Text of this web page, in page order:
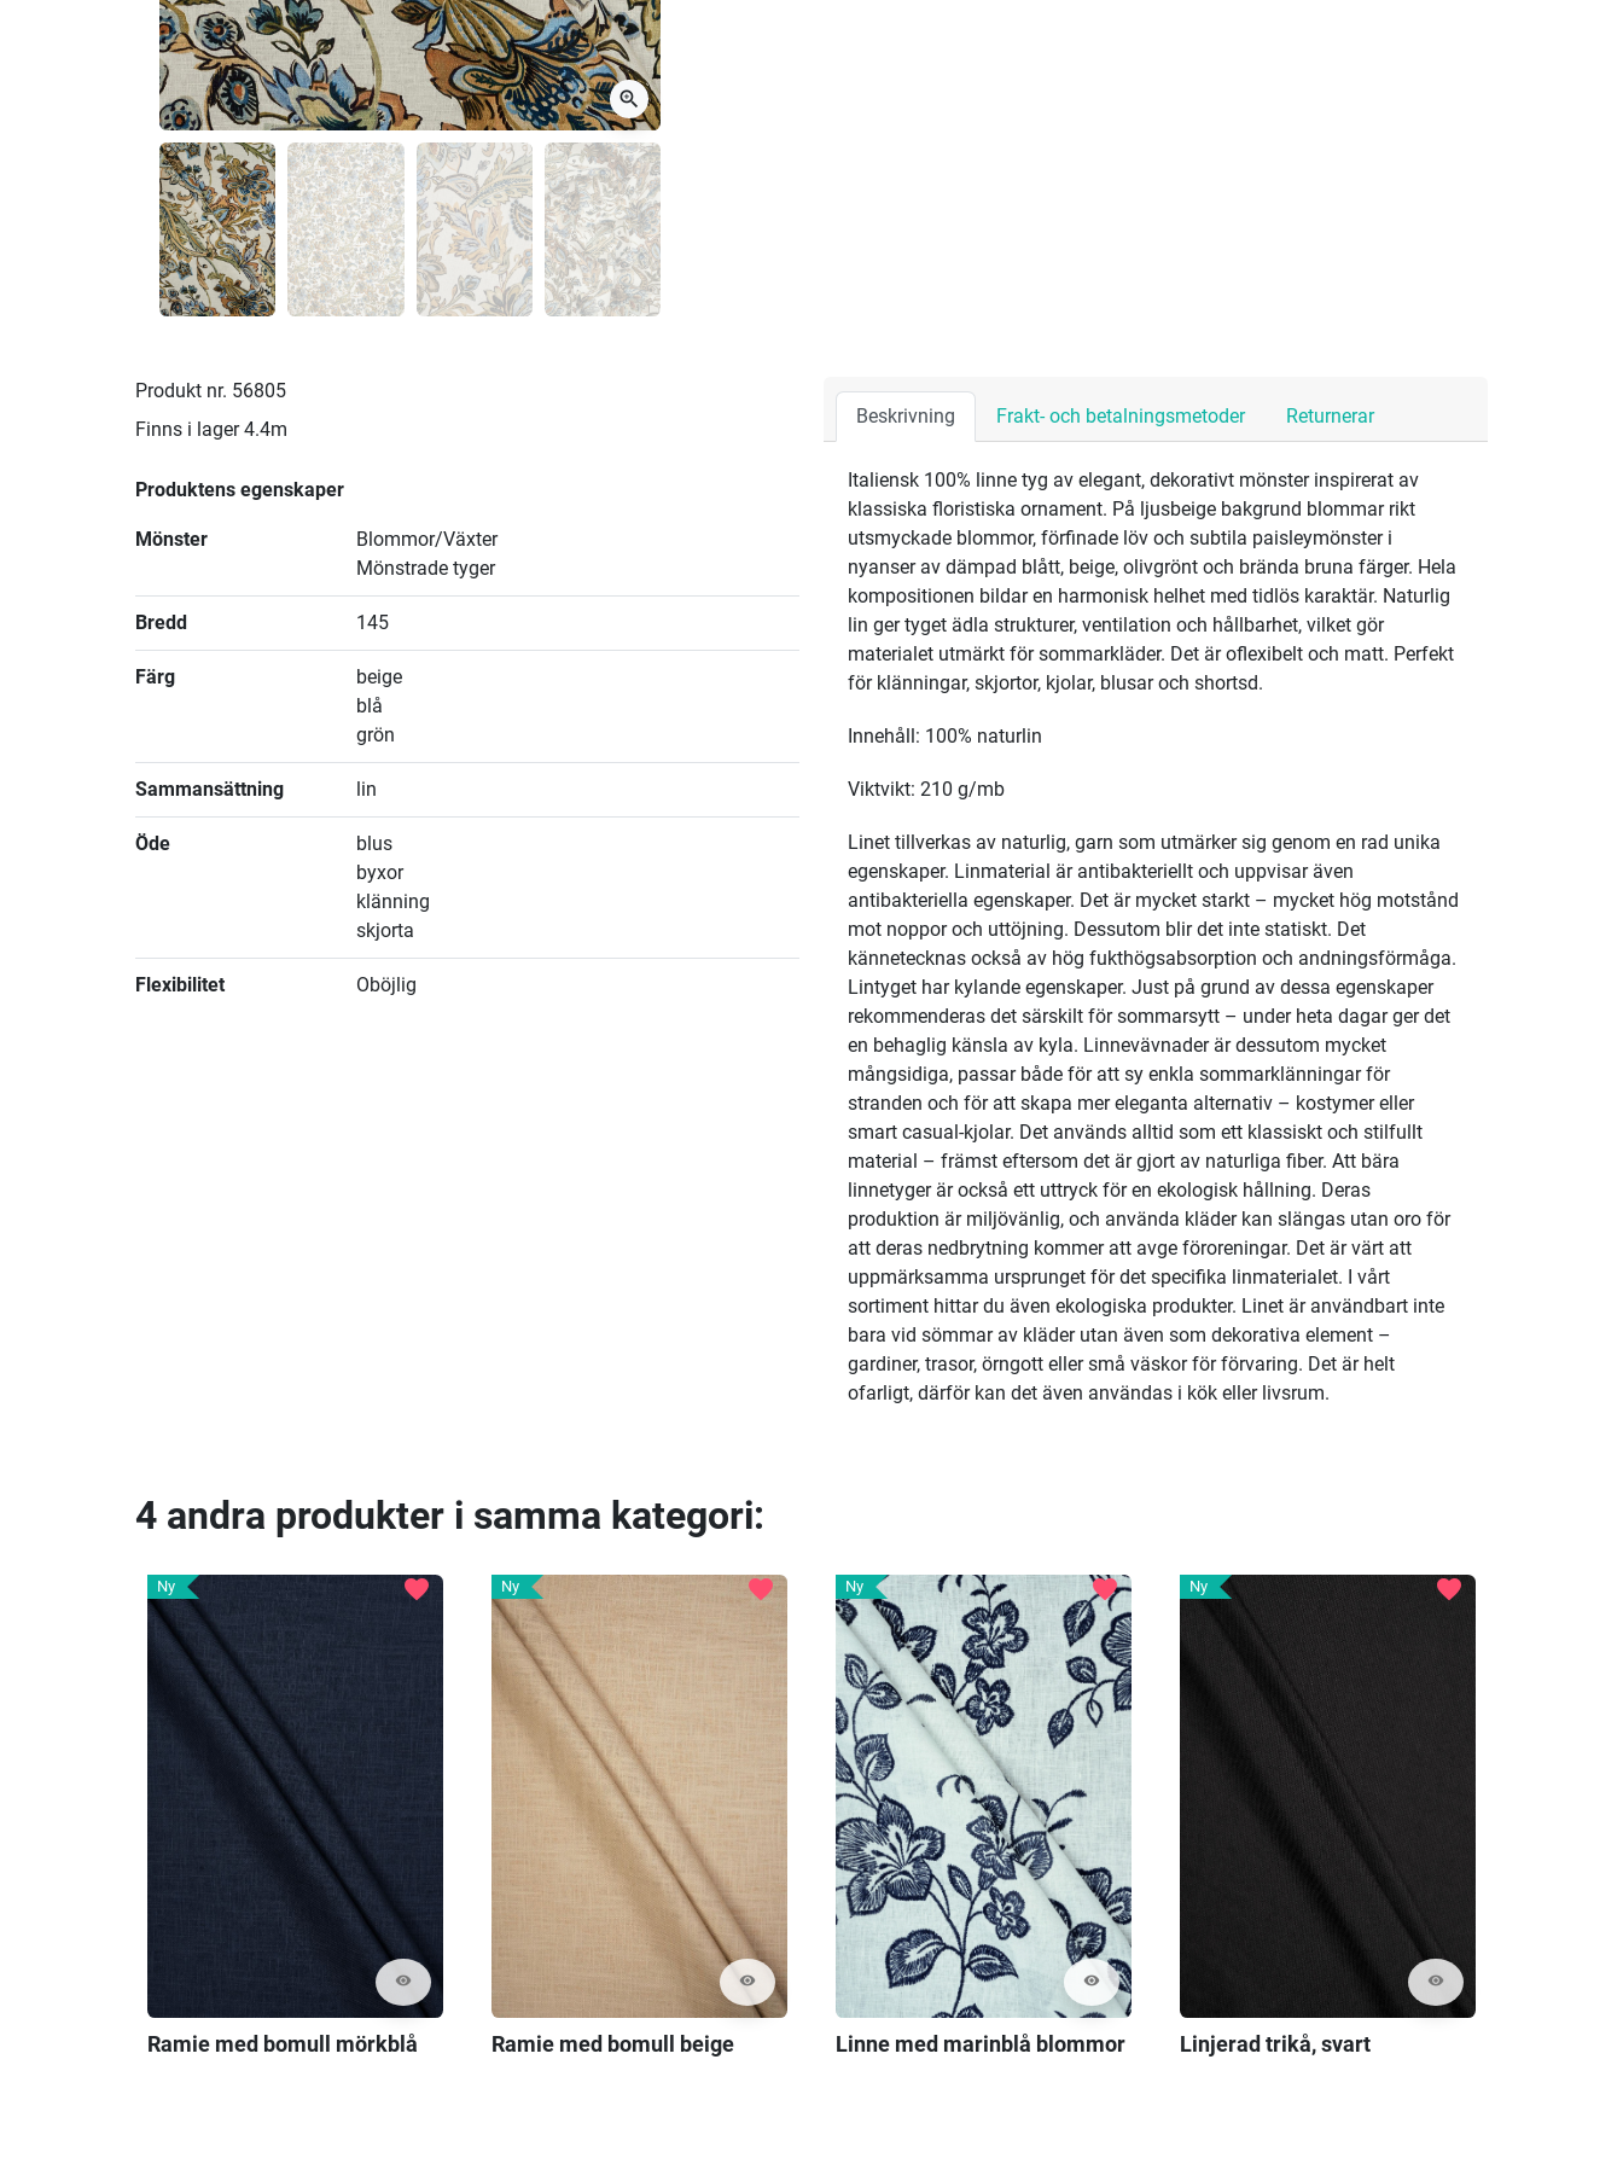
zoom_in
Produkt nr. 56805
Finns i lager 4.4m
Produktens egenskaper
Mönster
Blommor/Växter
Mönstrade tyger
Bredd 145
Färg
beige
blå
grön
Sammansättning lin
Öde
blus
byxor
klänning
skjorta
Flexibilitet Oböjlig
Beskrivning Frakt- och betalningsmetoder Returnerar
Italiensk 100% linne tyg av elegant, dekorativt mönster inspirerat av
klassiska floristiska ornament. På ljusbeige bakgrund blommar rikt
utsmyckade blommor, förfinade löv och subtila paisleymönster i
nyanser av dämpad blått, beige, olivgrönt och brända bruna färger. Hela
kompositionen bildar en harmonisk helhet med tidlös karaktär. Naturlig
lin ger tyget ädla strukturer, ventilation och hållbarhet, vilket gör
materialet utmärkt för sommarkläder. Det är oflexibelt och matt. Perfekt
för klänningar, skjortor, kjolar, blusar och shortsd.
Innehåll: 100% naturlin
Viktvikt: 210 g/mb
Linet tillverkas av naturlig, garn som utmärker sig genom en rad unika
egenskaper. Linmaterial är antibakteriellt och uppvisar även
antibakteriella egenskaper. Det är mycket starkt – mycket hög motstånd
mot noppor och uttöjning. Dessutom blir det inte statiskt. Det
kännetecknas också av hög fukthögsabsorption och andningsförmåga.
Lintyget har kylande egenskaper. Just på grund av dessa egenskaper
rekommenderas det särskilt för sommarsytt – under heta dagar ger det
en behaglig känsla av kyla. Linnevävnader är dessutom mycket
mångsidiga, passar både för att sy enkla sommarklänningar för
stranden och för att skapa mer eleganta alternativ – kostymer eller
smart casual-kjolar. Det används alltid som ett klassiskt och stilfullt
material – främst eftersom det är gjort av naturliga fiber. Att bära
linnetyger är också ett uttryck för en ekologisk hållning. Deras
produktion är miljövänlig, och använda kläder kan slängas utan oro för
att deras nedbrytning kommer att avge föroreningar. Det är värt att
uppmärksamma ursprunget för det specifika linmaterialet. I vårt
sortiment hittar du även ekologiska produkter. Linet är användbart inte
bara vid sömmar av kläder utan även som dekorativa element –
gardiner, trasor, örngott eller små väskor för förvaring. Det är helt
ofarligt, därför kan det även användas i kök eller livsrum.
4 andra produkter i samma kategori:
Ny
visibility
favorite
Ramie med bomull mörkblå
Ny
visibility
favorite
Ramie med bomull beige
Ny
visibility
favorite
Linne med marinblå blommor
Ny
visibility
favorite
Linjerad trikå, svart